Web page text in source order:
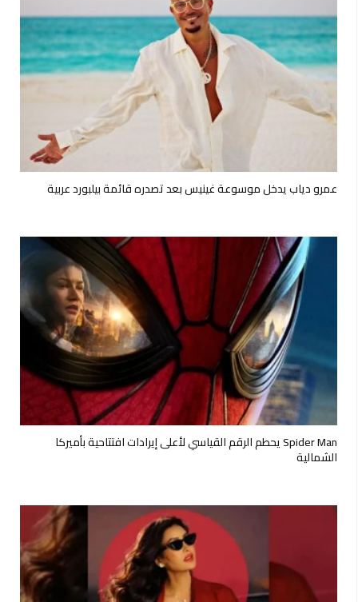
عمرو دياب يدخل موسوعة غينيس بعد تصدره قائمة بيلبورد عربية
Spider Man يحطم الرقم القياسي لأعلى إيرادات افتتاحية بأميركا
الشمالية